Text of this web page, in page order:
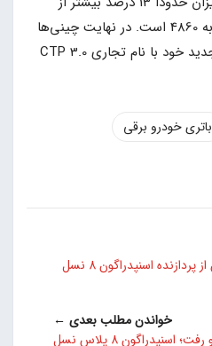
سلول‌های جدید تسلا موسوم به 4860 است. در نهایت چینی‌ها
امیدوارند فرایند عرضه باتری جدید خود با نام تجاری CTP 3.0
باتری خودرو برقی
کوالکام احتمالا در اواخر آبان از پردازنده اسنپدراگون 8 نسل
خواندن مطلب بعدی ←
مشخصات شیائومی 12T لو رفت؛ اسنپدراگون 8 پلاس نسل